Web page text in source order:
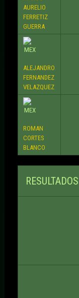
AURELIO
FERRETIZ
GUERRA
ALEJANDRO
FERNANDEZ
VELAZQUEZ
ROMAN
CORTES
BLANCO
RESULTADOS